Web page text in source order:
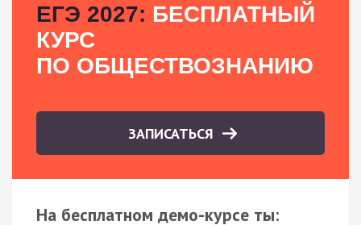
ЕГЭ 2027: БЕСПЛАТНЫЙ
КУРС
ПО ОБЩЕСТВОЗНАНИЮ
ЗАПИСАТЬСЯ
На бесплатном демо-курсе ты: